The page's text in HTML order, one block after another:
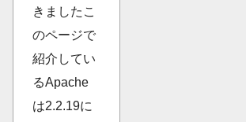
きましたこ
のページで
紹介してい
るApache
は2.2.19に